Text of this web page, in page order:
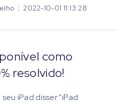
2022-10-01 11:13:28
como
resolvido!
iPad disser "iPad